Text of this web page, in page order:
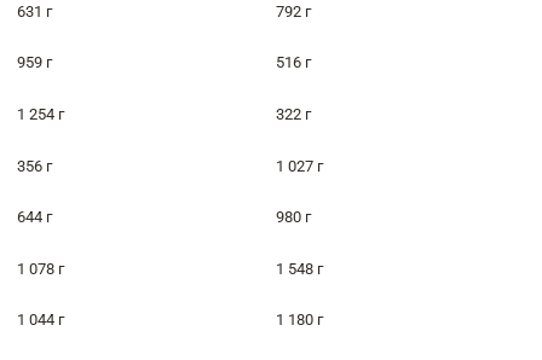
631 г 792 г
959 г 516 г
1 254 г 322 г
356 г 1 027 г
644 г 980 г
1 078 г 1 548 г
1 044 г 1 180 г